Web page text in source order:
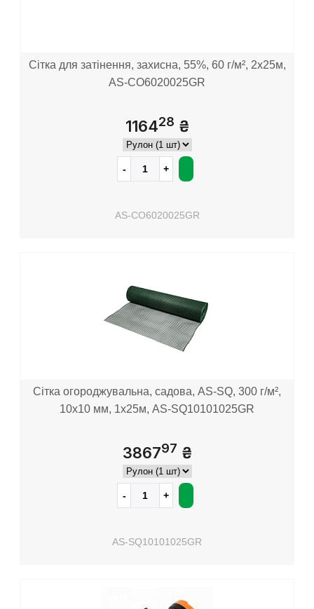
Сітка для затінення, захисна, 55%, 60 г/м², 2х25м,
AS-CO6020025GR
116428 ₴
AS-CO6020025GR
Сітка огороджувальна, садова, AS-SQ, 300 г/м²,
10х10 мм, 1x25м, AS-SQ10101025GR
386797 ₴
AS-SQ10101025GR